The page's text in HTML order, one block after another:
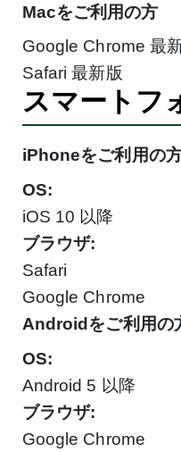
Macをご利用の方
Google Chrome 最
Safari 最新版
スマートフ
iPhoneをご利用の
OS:
iOS 10 以降
ブラウザ:
Safari
Google Chrome
Androidをご利用の
OS:
Android 5 以降
ブラウザ:
Google Chrome